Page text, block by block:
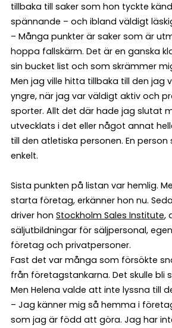
tillbaka till saker som hon tyckte
spännande – och ibland väldigt
– Många punkter är saker som är
hoppa fallskärm. Det är en ganska
sin bucket list och som skrämmer
Men jag ville hitta tillbaka till den jag
yngre, när jag var väldigt aktiv och
sporter. Allt det där hade jag slutat
utvecklats i det eller något annat
till den atletiska personen. En
enkelt.
Sista punkten på listan var hemlig.
starta företag, erkänner hon nu.
driver hon Stockholm Sales Institute,
säljutbildningar för säljpersonal,
företag och privatpersoner.
Fast det var många som försökte
från företagstankarna. Det skulle bli
Men Helena valde att inte lyssna till
– Jag känner mig så hemma i
som jag är född att göra. Jag har